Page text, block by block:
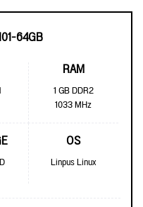
64GB
RAM
1 GB DDR2
1033 MHz
OS
Linpus Linux